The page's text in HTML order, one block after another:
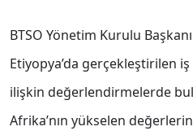
BTSO Yönetim Kurulu
Etiyopya’da gerçekleştirilen
ilişkin değerlendirmelerde
Afrika’nın yükselen